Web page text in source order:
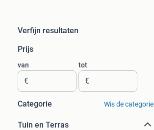
Verfijn resultaten
Prijs
van
€
tot
€
Categorie Wis de categorie
Tuin en Terras